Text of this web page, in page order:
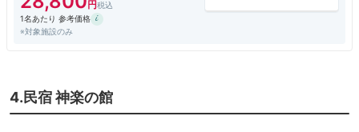
1名あたり 参考価格
※対象施設のみ
4.民宿 神楽の館